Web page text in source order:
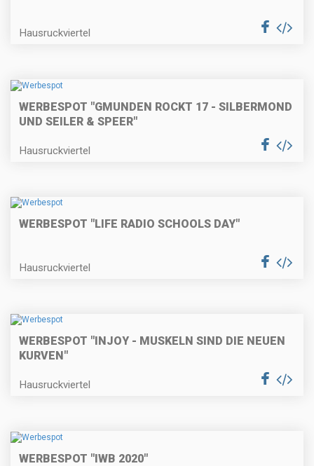
Hausruckviertel
WERBESPOT "GMUNDEN ROCKT 17 - SILBERMOND
UND SEILER & SPEER"
Hausruckviertel
WERBESPOT "LIFE RADIO SCHOOLS DAY"
Hausruckviertel
WERBESPOT "INJOY - MUSKELN SIND DIE NEUEN
KURVEN"
Hausruckviertel
WERBESPOT "IWB 2020"